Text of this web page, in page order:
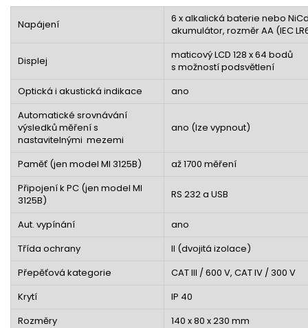
Napájení
6 x alkalická baterie nebo
akumulátor, rozměr AA (IEC
Displej
maticový LCD 128 x 64 bodů
s možností podsvětlení
Optická i akustická indikace
ano
Automatické srovnávání
výsledků měření s
nastavitelnými mezemi
ano (lze vypnout)
Paměť (jen model MI 3125B)
až 1700 měření
Připojení k PC (jen model MI
3125B)
RS 232 a USB
Aut. vypínání
ano
Třída ochrany
II (dvojitá izolace)
Přepěťová kategorie
CAT III / 600 V, CAT IV / 300 V
Krytí
IP 40
Rozměry
140 x 80 x 230 mm